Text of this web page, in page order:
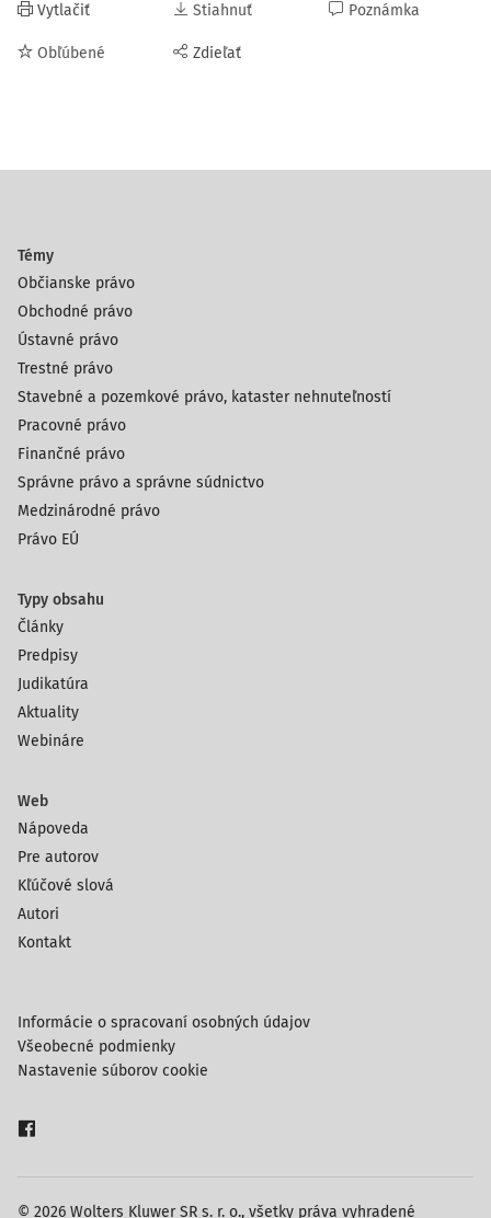
Vytlačiť
Obľúbené
Stiahnuť
Zdieľať
Poznámka
Témy
Občianske právo
Obchodné právo
Ústavné právo
Trestné právo
Stavebné a pozemkové právo, kataster nehnuteľností
Pracovné právo
Finančné právo
Správne právo a správne súdnictvo
Medzinárodné právo
Právo EÚ
Typy obsahu
Články
Predpisy
Judikatúra
Aktuality
Webináre
Web
Nápoveda
Pre autorov
Kľúčové slová
Autori
Kontakt
© 2026 Wolters Kluwer SR s. r. o., všetky práva vyhradené
Informácie o spracovaní osobných údajov
Všeobecné podmienky
Nastavenie súborov cookie